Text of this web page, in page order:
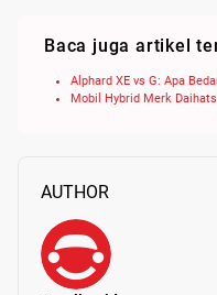
Baca juga artikel
Alphard XE vs G: Apa
Mobil Hybrid Merk
AUTHOR